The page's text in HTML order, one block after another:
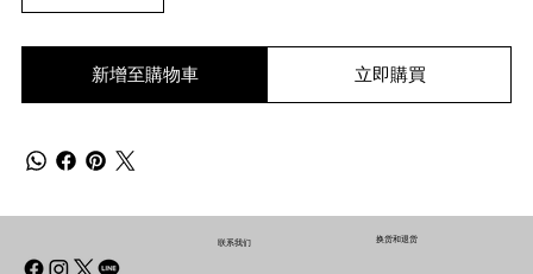
新增至購物車 立即購買
换货和退货
联系我们